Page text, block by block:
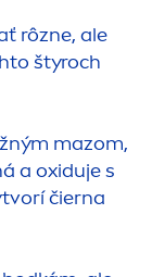
rôzne, ale
štyroch
mazom,
a oxiduje s
čierna